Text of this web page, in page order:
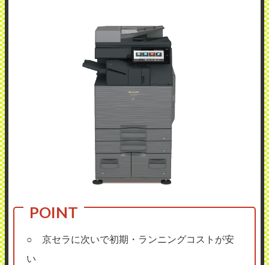
○ 京セラに次いで初期・ランニングコストが安
い